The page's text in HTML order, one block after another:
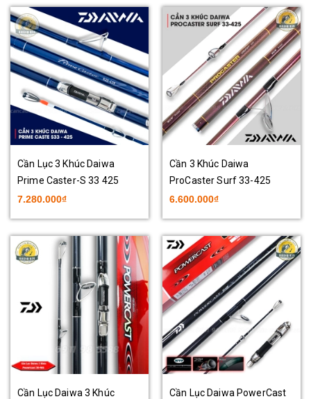
Cần Lục 3 Khúc Daiwa
Prime Caster-S 33 425
7.280.000₫
Cần 3 Khúc Daiwa
ProCaster Surf 33-425
6.600.000₫
Cần Lục Daiwa 3 Khúc
Cần Lục Daiwa PowerCast